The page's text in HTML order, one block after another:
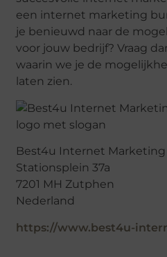
een internet marketing
je benieuwd naar de
voor jouw bedrijf? Vraag
waarin we je de
laten zien.
Best4u Internet Marketing
Stationsplein 37a
7201 MH Zutphen
Nederland
https://www.best4u-